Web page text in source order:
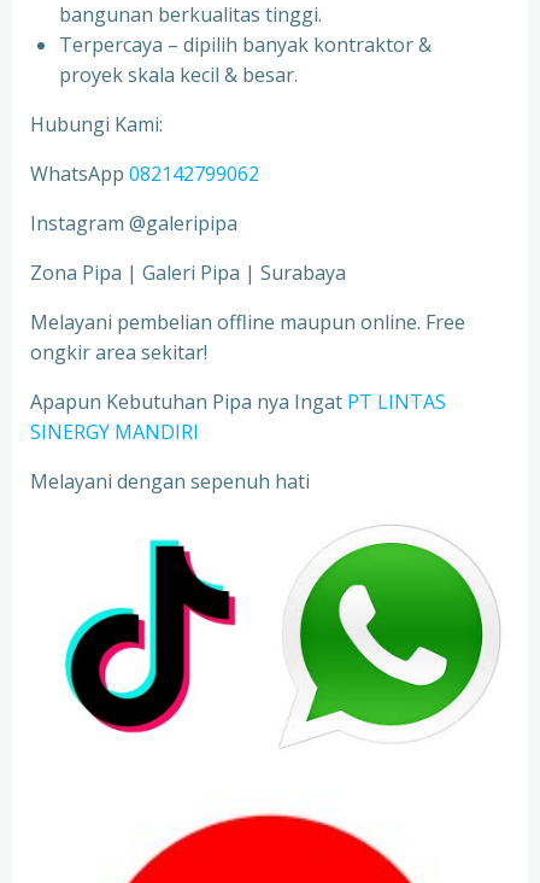
bangunan berkualitas tinggi.
Terpercaya – dipilih banyak kontraktor &
proyek skala kecil & besar.
Hubungi Kami:
WhatsApp 082142799062
Instagram @galeripipa
Zona Pipa | Galeri Pipa | Surabaya
Melayani pembelian offline maupun online. Free
ongkir area sekitar!
Apapun Kebutuhan Pipa nya Ingat PT LINTAS
SINERGY MANDIRI
Melayani dengan sepenuh hati